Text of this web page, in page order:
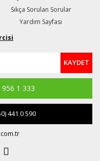
Sıkça Sorulan Sorular
Yardım Sayfası
KAYDET
1 333
441 0 590